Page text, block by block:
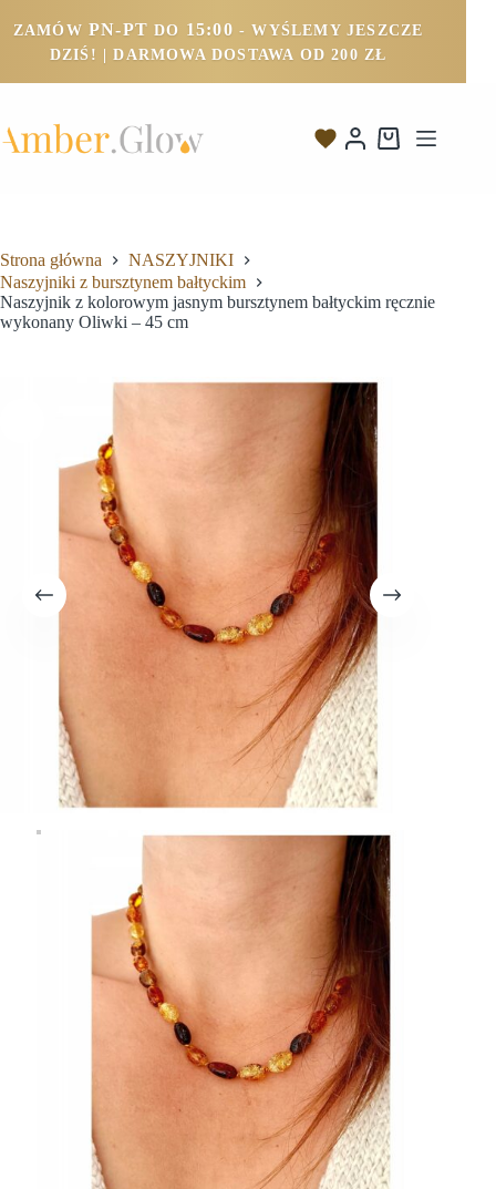
ZAMÓW PN-PT DO 15:00 - WYŚLEMY JESZCZE
DZIŚ! | DARMOWA DOSTAWA OD 200 ZŁ
Strona główna
NASZYJNIKI
Naszyjniki z bursztynem bałtyckim
Naszyjnik z kolorowym jasnym bursztynem bałtyckim ręcznie
wykonany Oliwki – 45 cm